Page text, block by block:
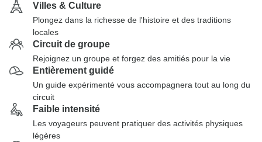
Villes & Culture
Plongez dans la richesse de l'histoire et des traditions
locales
Circuit de groupe
Rejoignez un groupe et forgez des amitiés pour la vie
Entièrement guidé
Un guide expérimenté vous accompagnera tout au long du
circuit
Faible intensité
Les voyageurs peuvent pratiquer des activités physiques
légères